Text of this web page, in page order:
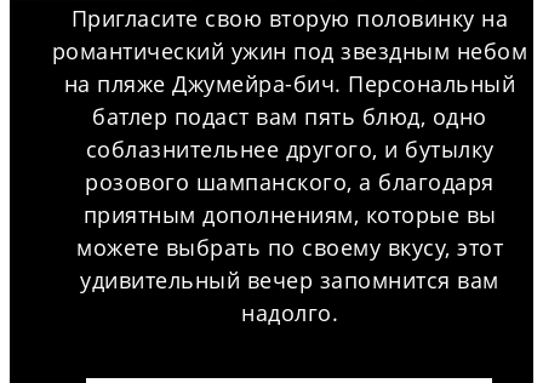
Пригласите свою вторую половинку на
романтический ужин под звездным небом
на пляже Джумейра-бич. Персональный
батлер подаст вам пять блюд, одно
соблазнительнее другого, и бутылку
розового шампанского, а благодаря
приятным дополнениям, которые вы
можете выбрать по своему вкусу, этот
удивительный вечер запомнится вам
надолго.